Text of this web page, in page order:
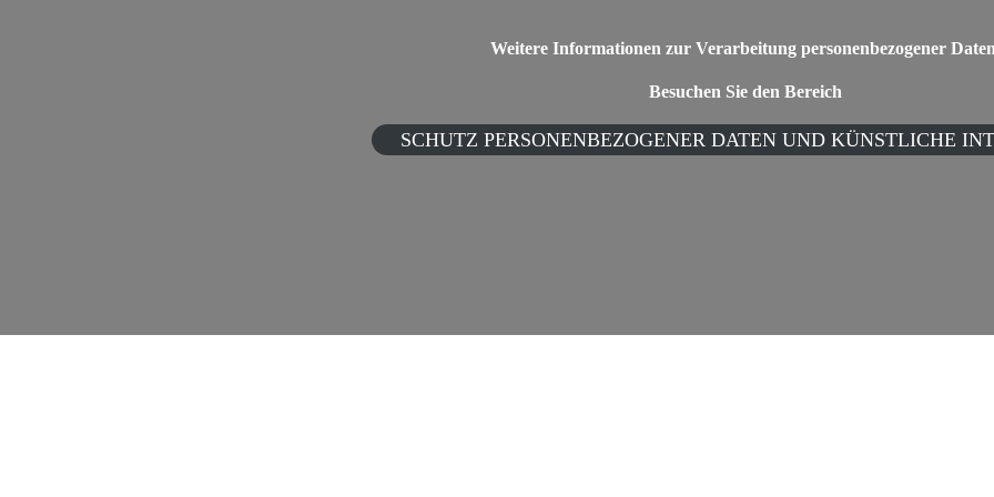
Weitere Informationen zur Verarbeitung personenbezogener Daten
Besuchen Sie den Bereich
SCHUTZ PERSONENBEZOGENER DATEN UND KÜNSTLICHE